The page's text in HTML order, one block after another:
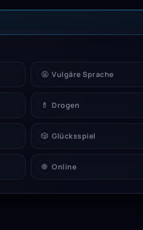
🤬 Vulgäre Sprache
💊 Drogen
🎲 Glücksspiel
🌐 Online